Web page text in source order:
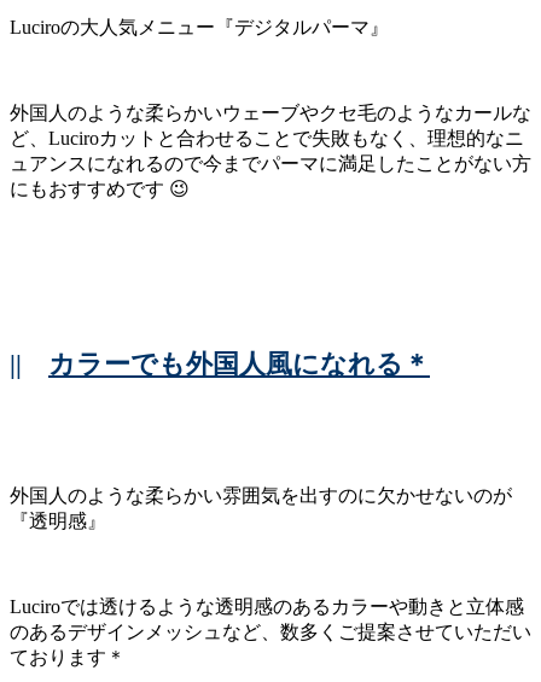
Luciroの大人気メニュー『デジタルパーマ』
外国人のような柔らかいウェーブやクセ毛のようなカールな
ど、Luciroカットと合わせることで失敗もなく、理想的なニ
ュアンスになれるので今までパーマに満足したことがない方
にもおすすめです 😉
|| カラーでも外国人風になれる＊
外国人のような柔らかい雰囲気を出すのに欠かせないのが
『透明感』
Luciroでは透けるような透明感のあるカラーや動きと立体感
のあるデザインメッシュなど、数多くご提案させていただい
ております＊